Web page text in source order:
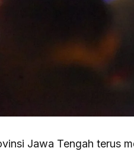
Jawa Tengah terus